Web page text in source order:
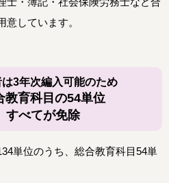
しています。
3年次編入可能のため
教育科目の54単位
すべてが免除
単位のうち、総合教育科目54単